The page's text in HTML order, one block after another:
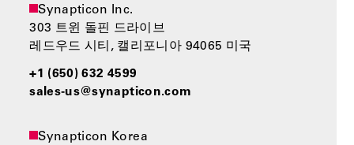
Synapticon Inc.
303 트윈 돌핀 드라이브
레드우드 시티, 캘리포니아 94065 미국
+1 (650) 632 4599
sales-us@synapticon.com
Synapticon Korea